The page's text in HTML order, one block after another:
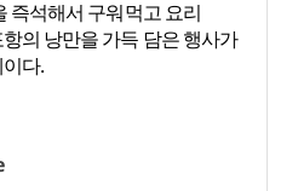
즉석해서 구워먹고 요리
의 낭만을 가득 담은 행사가
다.